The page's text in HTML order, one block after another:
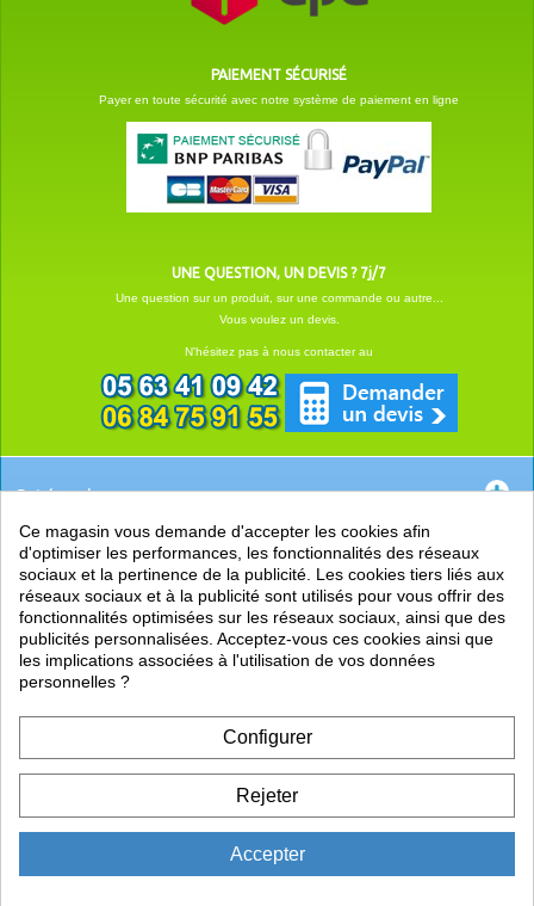
PAIEMENT SÉCURISÉ
Payer en toute sécurité avec notre système de paiement en ligne
UNE QUESTION, UN DEVIS ? 7j/7
Une question sur un produit, sur une commande ou autre...
Vous voulez un devis.
N'hésitez pas à nous contacter au
Catégories
EN SAVOIR +
PRATIQUE
LIENS
Ce magasin vous demande d'accepter les cookies afin
d'optimiser les performances, les fonctionnalités des réseaux
sociaux et la pertinence de la publicité. Les cookies tiers liés aux
réseaux sociaux et à la publicité sont utilisés pour vous offrir des
fonctionnalités optimisées sur les réseaux sociaux, ainsi que des
publicités personnalisées. Acceptez-vous ces cookies ainsi que
les implications associées à l'utilisation de vos données
personnelles ?
Configurer
Rejeter
Accepter